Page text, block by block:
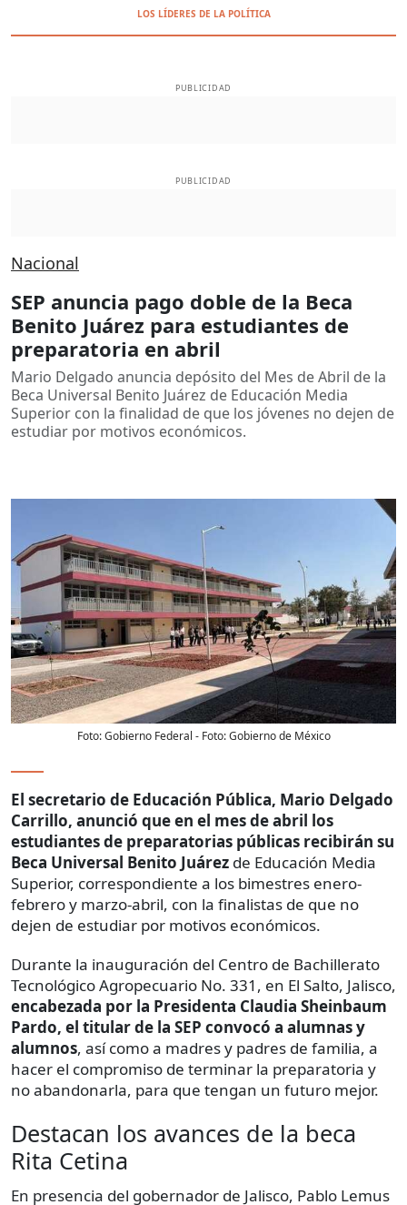
LOS LÍDERES DE LA POLÍTICA
PUBLICIDAD
PUBLICIDAD
Nacional
SEP anuncia pago doble de la Beca
Benito Juárez para estudiantes de
preparatoria en abril
Mario Delgado anuncia depósito del Mes de Abril de la
Beca Universal Benito Juárez de Educación Media
Superior con la finalidad de que los jóvenes no dejen de
estudiar por motivos económicos.
Foto: Gobierno Federal - Foto:Gobierno de México
El secretario de Educación Pública, Mario Delgado
Carrillo, anunció que en el mes de abril los
estudiantes de preparatorias públicas recibirán su
Beca Universal Benito Juárez de Educación Media
Superior, correspondiente a los bimestres enero-
febrero y marzo-abril, con la finalistas de que no
dejen de estudiar por motivos económicos.
Durante la inauguración del Centro de Bachillerato
Tecnológico Agropecuario No. 331, en El Salto, Jalisco,
encabezada por la Presidenta Claudia Sheinbaum
Pardo, el titular de la SEP convocó a alumnas y
alumnos, así como a madres y padres de familia, a
hacer el compromiso de terminar la preparatoria y
no abandonarla, para que tengan un futuro mejor.
Destacan los avances de la beca
Rita Cetina
En presencia del gobernador de Jalisco, Pablo Lemus